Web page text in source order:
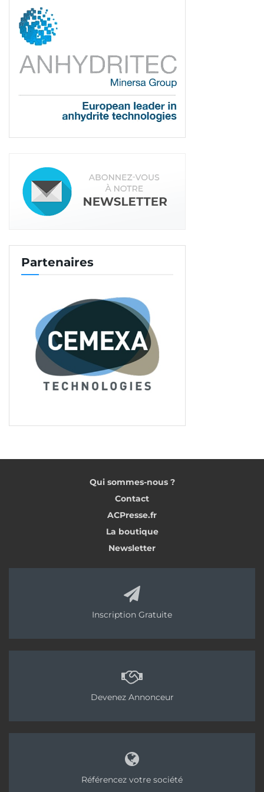
utilisé dans le neuf. C’est un mortier ultra léger,
d’une densité de 0,18, qui apporte une correction
thermique et acoustique aux planchers bas des
locaux. Son R atteint 1 m2.K/W pour 19 dB
d’isolation au bruit de choc, avec une épaisseur de
6 cm. L’ensemble des solutions se met en œuvre
grâce à une simple pompe à chapes fluides.
Tags: Ragréage Lafarge Ravoirage
Partenaires
Qui sommes-nous ?
Contact
ACPresse.fr
La boutique
Newsletter
Inscription Gratuite
Devenez Annonceur
Référencez votre société